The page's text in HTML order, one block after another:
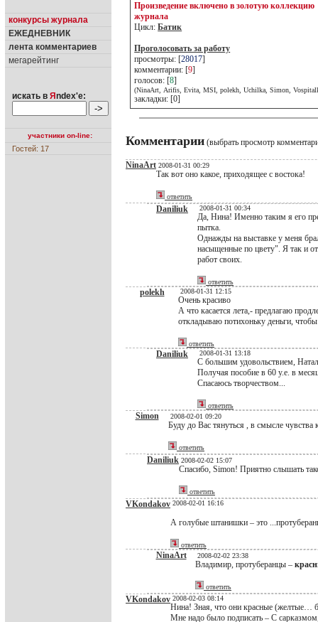
конкурсы журнала
ЕЖЕДНЕВНИК
лента комментариев
мегарейтинг
искать в Я ndex'е:
участники on-line:
Гостей: 17
Произведение включено в золотую коллекцию
журнала
Цикл:Батик
Проголосовать за работу
просмотры: [28017]
комментарии: [9]
голосов: [8]
(NinaArt, Arifis, Evita, MSI, polekh, Uchilka, Simon,
закладки: [0]
Комментарии (выбрать просмотр
NinaArt 2008-01-31 00:29
Так вот оно какое, приходящее с востока!
ответить
Daniliuk 2008-01-31 00:34
Да, Нина! Именно таким я его
пытка.
Однажды на выставке у меня
насыщенные по цвету". Я так и
работ своих.
ответить
polekh 2008-01-31 12:15
Очень красиво
А что касается лета,- предлагаю
откладываю потихоньку деньги, чтобы
ответить
Daniliuk 2008-01-31 13:18
С большим удовольствием,
Получая пособие в 60 у.е. в
Спасаюсь творчеством...
ответить
Simon 2008-02-01 09:20
Буду до Вас тянуться , в смысле
ответить
Daniliuk 2008-02-02 15:07
Спасибо, Simon! Приятно слышать
ответить
VKondakov 2008-02-01 16:16
А голубые штанишки – это
ответить
NinaArt 2008-02-02 23:38
Владимир, протуберанцы –
ответить
VKondakov 2008-02-03 08:14
Нина! Зная, что они красные (желтые…
Мне надо было подписать – С